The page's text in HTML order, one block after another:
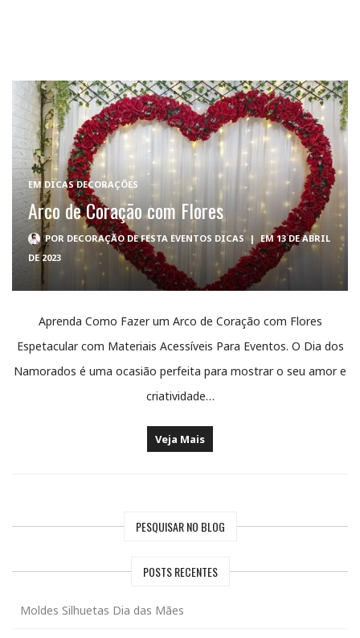
EMDICAS DECORAÇÕES
Arco de Coração com Flores
POR DECORAÇÃO DE FESTA EVENTOS DICAS |
EM 13 DE ABRIL
DE 2023
Aprenda Como Fazer um Arco de Coração com Flores
Espetacular com Materiais Acessíveis Para Eventos. O Dia dos
Namorados é uma ocasião perfeita para mostrar o seu amor e
criatividade…
Veja Mais
PESQUISAR NO BLOG
POSTS RECENTES
Moldes Silhuetas Dia das Mães